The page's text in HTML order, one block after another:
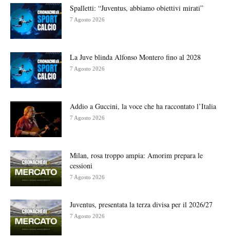
Spalletti: “Juventus, abbiamo obiettivi mirati”
7 Agosto 2026
La Juve blinda Alfonso Montero fino al 2028
7 Agosto 2026
Addio a Guccini, la voce che ha raccontato l’Italia
7 Agosto 2026
Milan, rosa troppo ampia: Amorim prepara le
cessioni
7 Agosto 2026
Juventus, presentata la terza divisa per il 2026/27
7 Agosto 2026